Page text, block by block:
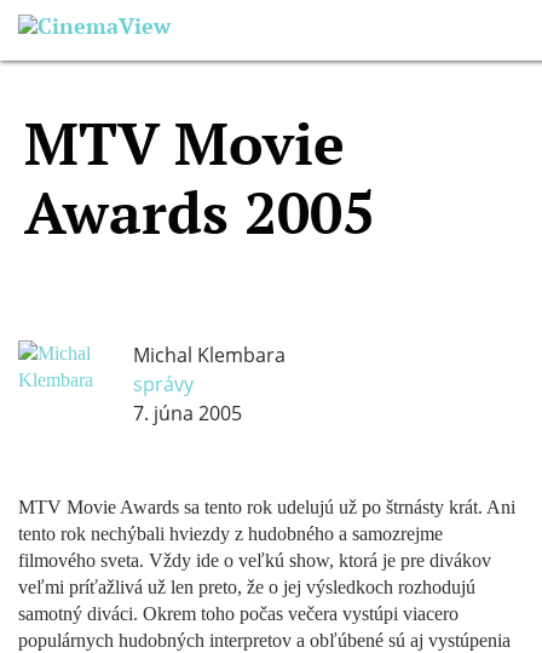
MTV Movie
Awards 2005
Michal Klembara
správy
7. júna 2005
MTV Movie Awards sa tento rok udelujú už po štrnásty krát. Ani
tento rok nechýbali hviezdy z hudobného a samozrejme
filmového sveta. Vždy ide o veľkú show, ktorá je pre divákov
veľmi príťažlivá už len preto, že o jej výsledkoch rozhodujú
samotný diváci. Okrem toho počas večera vystúpi viacero
populárnych hudobných interpretov a obľúbené sú aj vystúpenia